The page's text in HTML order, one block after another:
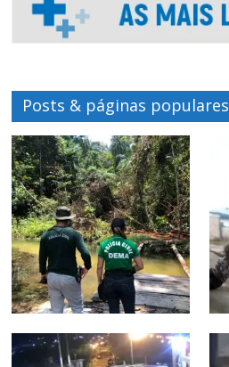
Posts & páginas populares